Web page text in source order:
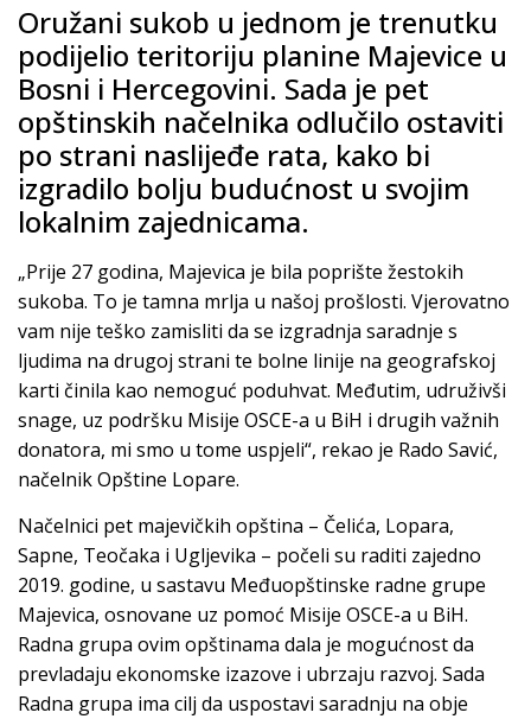
Oružani sukob u jednom je trenutku
podijelio teritoriju planine Majevice u
Bosni i Hercegovini. Sada je pet
opštinskih načelnika odlučilo ostaviti
po strani naslijeđe rata, kako bi
izgradilo bolju budućnost u svojim
lokalnim zajednicama.
„Prije 27 godina, Majevica je bila poprište žestokih
sukoba. To je tamna mrlja u našoj prošlosti. Vjerovatno
vam nije teško zamisliti da se izgradnja saradnje s
ljudima na drugoj strani te bolne linije na geografskoj
karti činila kao nemoguć poduhvat. Međutim, udruživši
snage, uz podršku Misije OSCE-a u BiH i drugih važnih
donatora, mi smo u tome uspjeli“, rekao je Rado Savić,
načelnik Opštine Lopare.
Načelnici pet majevičkih opština – Čelića, Lopara,
Sapne, Teočaka i Ugljevika – počeli su raditi zajedno
2019. godine, u sastavu Međuopštinske radne grupe
Majevica, osnovane uz pomoć Misije OSCE-a u BiH.
Radna grupa ovim opštinama dala je mogućnost da
prevladaju ekonomske izazove i ubrzaju razvoj. Sada
Radna grupa ima cilj da uspostavi saradnju na obje